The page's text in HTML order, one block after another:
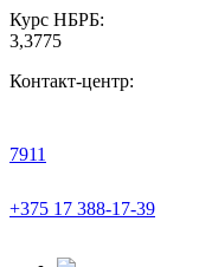
Курс НБРБ:
3,3775
Контакт-центр:
7911
+375 17 388-17-39